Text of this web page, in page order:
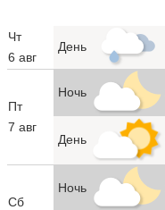
Чт
6 авг
День
Пт
7 авг
Ночь
День
Сб
Ночь